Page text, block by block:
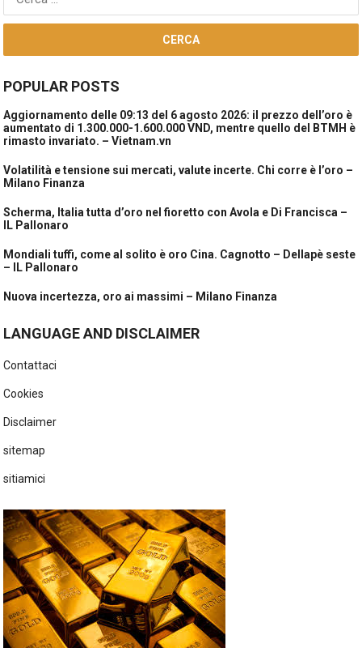
per:
POPULAR POSTS
Aggiornamento delle 09:13 del 6 agosto 2026: il prezzo dell’oro è
aumentato di 1.300.000-1.600.000 VND, mentre quello del BTMH è
rimasto invariato. – Vietnam.vn
Volatilità e tensione sui mercati, valute incerte. Chi corre è l’oro –
Milano Finanza
Scherma, Italia tutta d’oro nel fioretto con Avola e Di Francisca –
IL Pallonaro
Mondiali tuffi, come al solito è oro Cina. Cagnotto – Dellapè seste
– IL Pallonaro
Nuova incertezza, oro ai massimi – Milano Finanza
LANGUAGE AND DISCLAIMER
Contattaci
Cookies
Disclaimer
sitemap
sitiamici